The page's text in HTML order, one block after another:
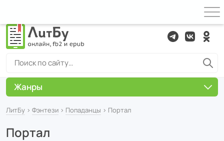
ЛитБу › Фэнтези › Попаданцы › Портал
Портал
Жанры